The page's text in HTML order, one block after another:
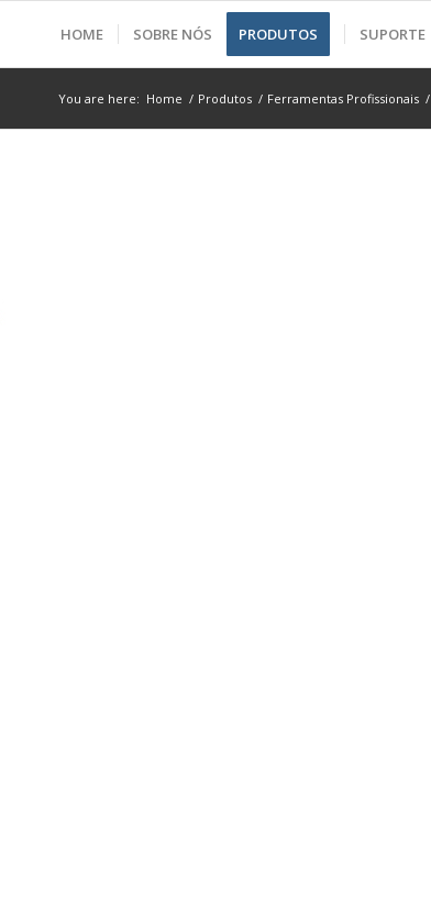
HOME SOBRE NÓS PRODUTOS SUPORTE
You are here: Home / Produtos / Ferramentas Profissionais /